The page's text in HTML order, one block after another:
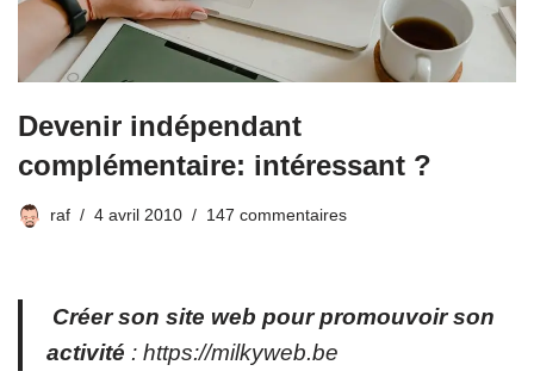
Devenir indépendant
complémentaire: intéressant ?
raf 4 avril 2010 147 commentaires
Créer son site web pour promouvoir son
activité : https://milkyweb.be